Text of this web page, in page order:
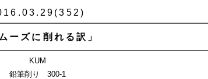
ーズに削れる訳」
KUM
鉛筆削り 300-1